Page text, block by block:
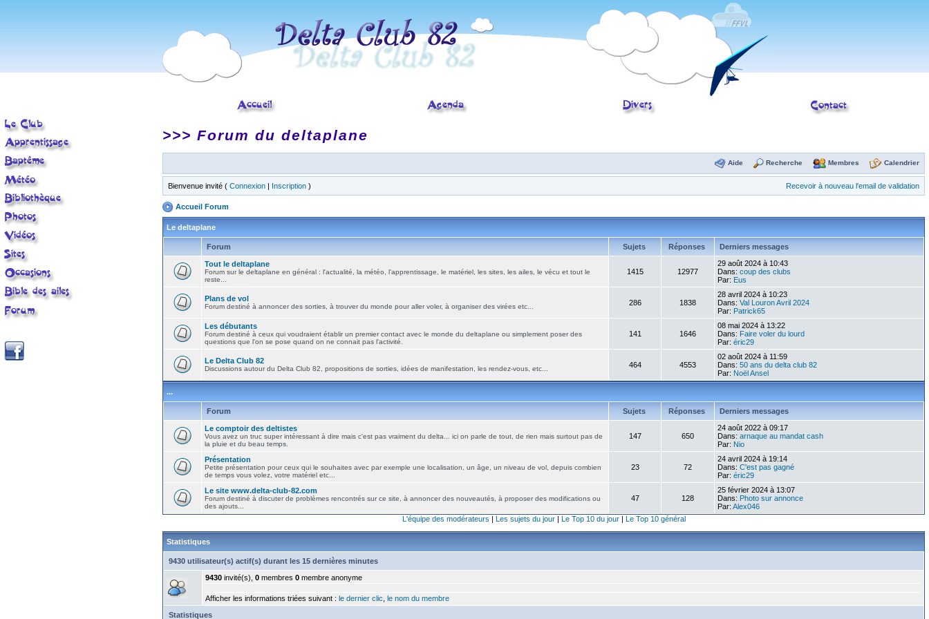
>>> Forum du deltaplane
Aide Recherche Membres Calendrier
Bienvenue invité ( Connexion | Inscription ) Recevoir à nouveau l'email de validation
Accueil Forum
Le deltaplane
Forum Sujets Réponses Derniers messages
Tout le deltaplane
Forum sur le deltaplane en général : l'actualité, la météo, l'apprentissage, le matériel, les sites, les ailes, le vécu et tout le
reste...
1415 12977
29 août 2024 à 10:43
Dans: coup des clubs
Par: Eus
Plans de vol
Forum destiné à annoncer des sorties, à trouver du monde pour aller voler, à organiser des virées etc... 286 1838
28 avril 2024 à 10:23
Dans: Val Louron Avril 2024
Par: Patrick65
Les débutants
Forum destiné à ceux qui voudraient établir un premier contact avec le monde du deltaplane ou simplement poser des
questions que l'on se pose quand on ne connait pas l'activité.
141 1646
08 mai 2024 à 13:22
Dans: Faire voler du lourd
Par: éric29
Le Delta Club 82
Discussions autour du Delta Club 82, propositions de sorties, idées de manifestation, les rendez-vous, etc... 464 4553
02 août 2024 à 11:59
Dans: 50 ans du delta club 82
Par: Noël Ansel
...
Forum Sujets Réponses Derniers messages
Le comptoir des deltistes
Vous avez un truc super intéressant à dire mais c'est pas vraiment du delta... ici on parle de tout, de rien mais surtout pas de
la pluie et du beau temps.
147 650
24 août 2022 à 09:17
Dans: arnaque au mandat cash
Par: Nio
Présentation
Petite présentation pour ceux qui le souhaites avec par exemple une localisation, un âge, un niveau de vol, depuis combien
de temps vous volez, votre matériel etc...
23 72
24 avril 2024 à 19:14
Dans: C'est pas gagné
Par: éric29
Le site www.delta-club-82.com
Forum destiné à discuter de problèmes rencontrés sur ce site, à annoncer des nouveautés, à proposer des modifications ou
des ajouts...
47 128
25 février 2024 à 13:07
Dans: Photo sur annonce
Par: Alex046
L'équipe des modérateurs | Les sujets du jour| Le Top 10 du jour| Le Top 10 général
Statistiques
9430 utilisateur(s) actif(s) durant les 15 dernières minutes
9430 invité(s), 0 membres 0 membre anonyme
Afficher les informations triées suivant : le dernier clic le nom du membre
Statistiques